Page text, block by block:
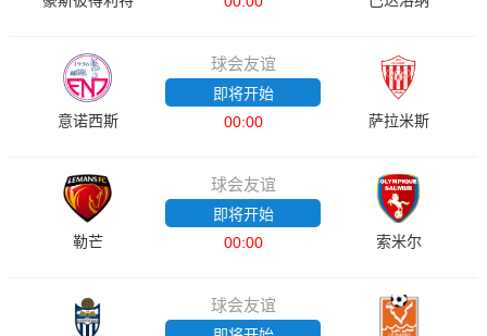
意诺西斯
球会友谊
即将开始
00:00
萨拉米斯
勒芒
球会友谊
即将开始
00:00
索米尔
球会友谊